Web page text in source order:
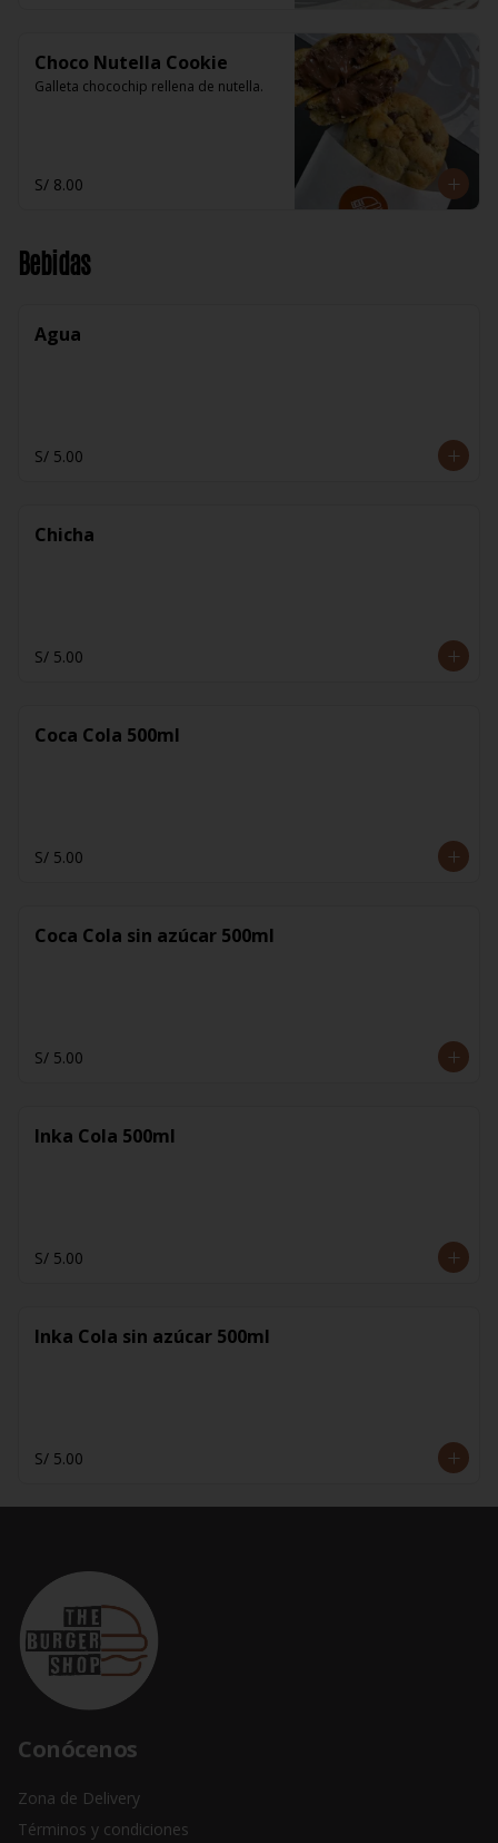
Choco Nutella Cookie
Galleta chocochip rellena de nutella.
S/ 8.00
Bebidas
Agua
S/ 5.00
Chicha
S/ 5.00
Coca Cola 500ml
S/ 5.00
Coca Cola sin azúcar 500ml
S/ 5.00
Inka Cola 500ml
S/ 5.00
Inka Cola sin azúcar 500ml
S/ 5.00
Conócenos
Zona de Delivery
Términos y condiciones